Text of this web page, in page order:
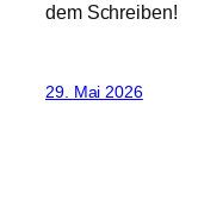
dem Schreiben!
29. Mai 2026